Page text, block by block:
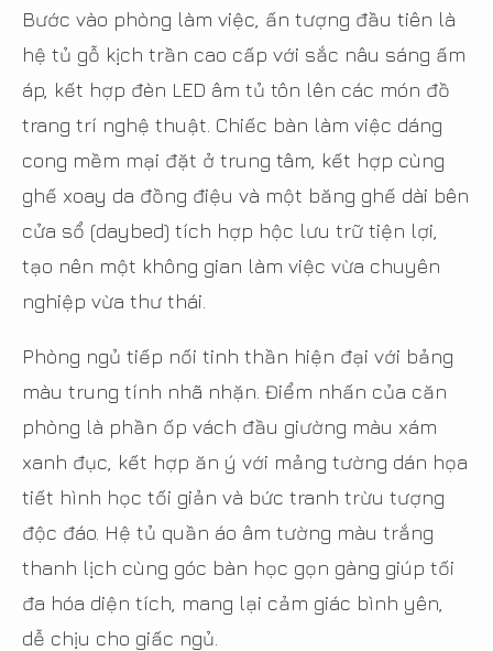
Bước vào phòng làm việc, ấn tượng đầu tiên là
hệ tủ gỗ kịch trần cao cấp với sắc nâu sáng ấm
áp, kết hợp đèn LED âm tủ tôn lên các món đồ
trang trí nghệ thuật. Chiếc bàn làm việc dáng
cong mềm mại đặt ở trung tâm, kết hợp cùng
ghế xoay da đồng điệu và một băng ghế dài bên
cửa sổ (daybed) tích hợp hộc lưu trữ tiện lợi,
tạo nên một không gian làm việc vừa chuyên
nghiệp vừa thư thái.
Phòng ngủ tiếp nối tinh thần hiện đại với bảng
màu trung tính nhã nhặn. Điểm nhấn của căn
phòng là phần ốp vách đầu giường màu xám
xanh đục, kết hợp ăn ý với mảng tường dán họa
tiết hình học tối giản và bức tranh trừu tượng
độc đáo. Hệ tủ quần áo âm tường màu trắng
thanh lịch cùng góc bàn học gọn gàng giúp tối
đa hóa diện tích, mang lại cảm giác bình yên,
dễ chịu cho giấc ngủ.